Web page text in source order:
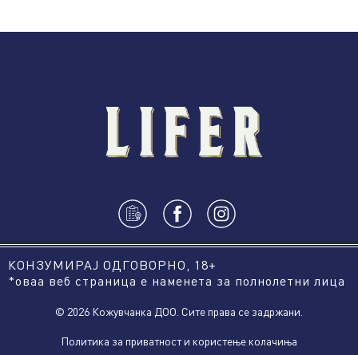
КОНЗУМИРАЈ ОДГОВОРНО, 18+
*оваа веб страница е наменета за полнолетни лица
© 2026 Кожувчанка ДОО. Сите права се задржани.
Политика за приватност и користење колачиња